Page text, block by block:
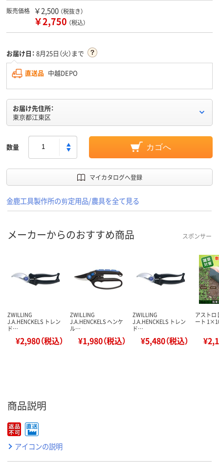
販売価格 ￥2,500 （税抜き）
￥2,750 （税込）
お届け日： 8月25日（火）まで
直送品 中越DEPO
お届け先住所：
東京都江東区
数量 カゴへ
マイカタログへ登録
金鹿工具製作所の剪定用品/農具を全て見る
メーカーからのおすすめ商品 スポンサー
ZWILLING
J.A.HENCKELS トレン
ド…
¥2,980（税込）
ZWILLING
J.A.HENCKELS ヘンケ
ル…
¥1,980（税込）
ZWILLING
J.A.HENCKELS トレン
ド…
¥5,480（税込）
アストロ
ート
商品説明
アイコンの説明